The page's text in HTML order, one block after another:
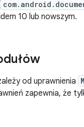
10 lub nowszym.
od uprawnienia
zapewnia, że